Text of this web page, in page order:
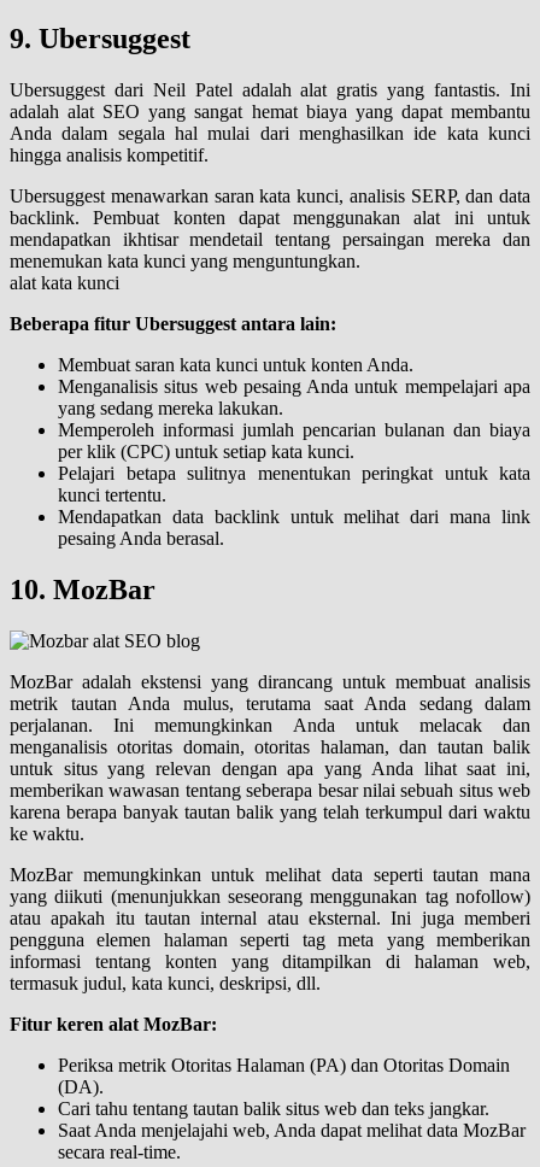
9. Ubersuggest
Ubersuggest dari Neil Patel adalah alat gratis yang fantastis. Ini
adalah alat SEO yang sangat hemat biaya yang dapat membantu
Anda dalam segala hal mulai dari menghasilkan ide kata kunci
hingga analisis kompetitif.
Ubersuggest menawarkan saran kata kunci, analisis SERP, dan data
backlink. Pembuat konten dapat menggunakan alat ini untuk
mendapatkan ikhtisar mendetail tentang persaingan mereka dan
menemukan kata kunci yang menguntungkan.
alat kata kunci
Beberapa fitur Ubersuggest antara lain:
Membuat saran kata kunci untuk konten Anda.
Menganalisis situs web pesaing Anda untuk mempelajari apa
yang sedang mereka lakukan.
Memperoleh informasi jumlah pencarian bulanan dan biaya
per klik (CPC) untuk setiap kata kunci.
Pelajari betapa sulitnya menentukan peringkat untuk kata
kunci tertentu.
Mendapatkan data backlink untuk melihat dari mana link
pesaing Anda berasal.
10. MozBar
MozBar adalah ekstensi yang dirancang untuk membuat analisis
metrik tautan Anda mulus, terutama saat Anda sedang dalam
perjalanan. Ini memungkinkan Anda untuk melacak dan
menganalisis otoritas domain, otoritas halaman, dan tautan balik
untuk situs yang relevan dengan apa yang Anda lihat saat ini,
memberikan wawasan tentang seberapa besar nilai sebuah situs web
karena berapa banyak tautan balik yang telah terkumpul dari waktu
ke waktu.
MozBar memungkinkan untuk melihat data seperti tautan mana
yang diikuti (menunjukkan seseorang menggunakan tag nofollow)
atau apakah itu tautan internal atau eksternal. Ini juga memberi
pengguna elemen halaman seperti tag meta yang memberikan
informasi tentang konten yang ditampilkan di halaman web,
termasuk judul, kata kunci, deskripsi, dll.
Fitur keren alat MozBar:
Periksa metrik Otoritas Halaman (PA) dan Otoritas Domain
(DA).
Cari tahu tentang tautan balik situs web dan teks jangkar.
Saat Anda menjelajahi web, Anda dapat melihat data MozBar
secara real-time.